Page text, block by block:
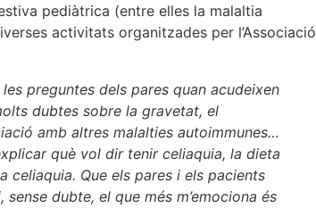
pediàtrica (entre elles la malaltia
activitats organitzades per l’Associació
preguntes dels pares quan acudeixen
dubtes sobre la gravetat, el
amb altres malalties autoimmunes…
què vol dir tenir celiaquia, la dieta
celiaquia. Que els pares i els pacients
dubte, el que més m’emociona és